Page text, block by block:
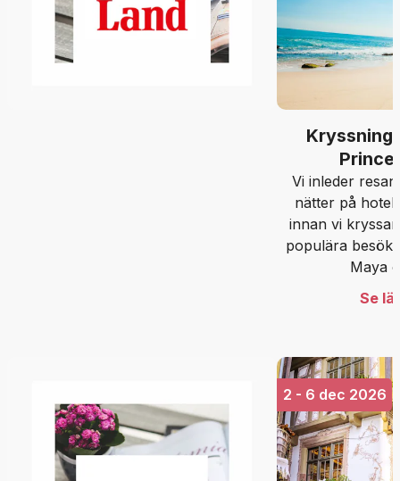
Kryssning
Vi inleder
nätter på
innan vi
populära
Maya
Se
2 - 6 dec 2026